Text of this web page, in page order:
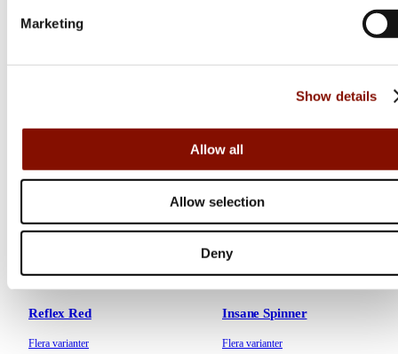
Marketing
Show details
Allow all
Allow selection
Deny
Reflex Red
Flera varianter
Insane Spinner
Flera varianter